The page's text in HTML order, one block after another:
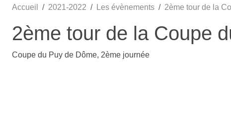
Accueil 2021-2022 Les évènements 2ème tour de la
2ème tour de la Coupe
Coupe du Puy de Dôme, 2ème journée